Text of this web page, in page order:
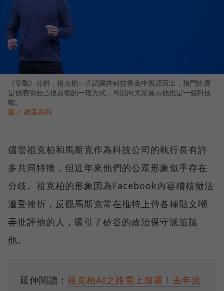
《華郵》分析，祖克柏一直試圖在科技菁英中脫穎而出，格鬥比賽
是他表明自己很前衛的一種方式，可以向大眾展示他也是一個科技
咖。
圖／ 維基百科
儘管祖克柏和馬斯克作為科技公司的執行長有許
多共同特徵，但近年來他們的公眾形象似乎存在
分歧。祖克柏的形象因為Facebook內容稽核做法
遭受挫折，反觀馬斯克常在推特上傳各種貼文嘲
弄批評他的人，吸引了矽谷的政治保守派追隨
他。
延伸閱讀： 祖克柏AI之路雪上加霜！去年流